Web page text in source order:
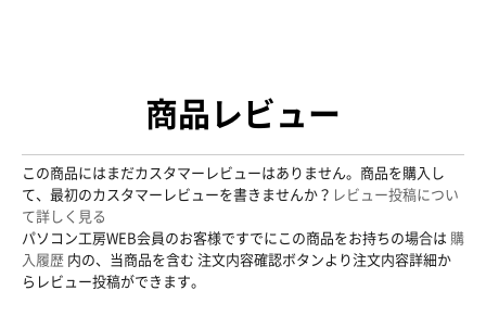
商品レビュー
この商品にはまだカスタマーレビューはありません。商品を購入し
て、最初のカスタマーレビューを書きませんか？ レビュー投稿につい
て詳しく見る
パソコン工房WEB会員のお客様ですでにこの商品をお持ちの場合は 購
入履歴 内の、当商品を含む 注文内容確認ボタンより注文内容詳細か
らレビュー投稿ができます。